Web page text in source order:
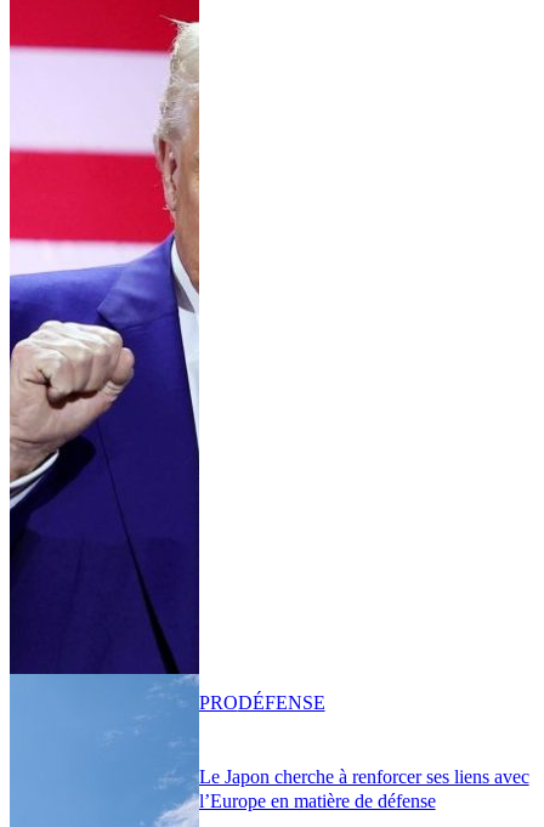
Le Japon cherche à renforcer ses liens avec
l’Europe en matière de défense
PRODÉFENSE